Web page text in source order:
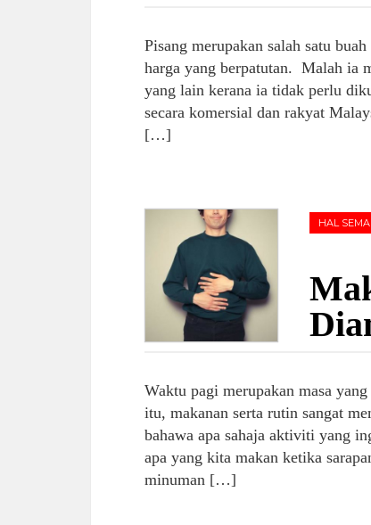
Pisang merupakan salah satu
harga yang berpatutan. Malah ia
yang lain kerana ia tidak perlu
secara komersial dan rakyat
[…]
HAL
Waktu pagi merupakan masa
itu, makanan serta rutin sangat
bahawa apa sahaja aktiviti yang
apa yang kita makan ketika
minuman […]